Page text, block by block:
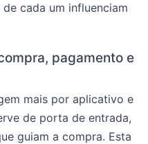
cada um influenciam
pagamento e
mais por aplicativo e
de porta de entrada,
guiam a compra. Esta